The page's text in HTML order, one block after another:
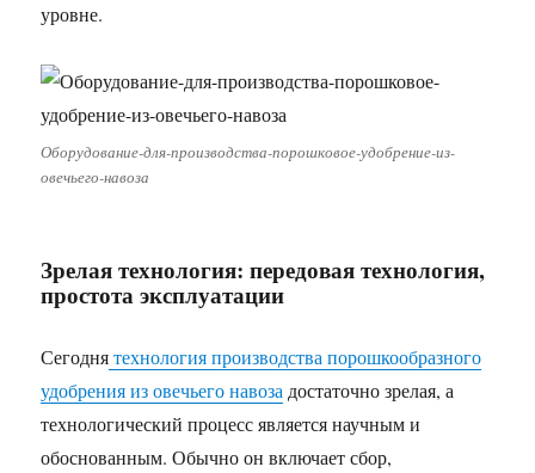
уровне.​
Оборудование-для-производства-порошковое-удобрение-из-
овечьего-навоза
Зрелая технология: передовая технология,
простота эксплуатации
Сегоднятехнология производства порошкообразного
удобрения из овечьего навоза достаточно зрелая, а
технологический процесс является научным и
обоснованным. Обычно он включает сбор,